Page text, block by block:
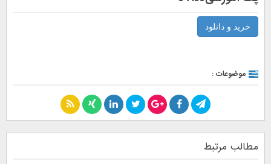
خرید و دانلود
موضوعات :
مطالب مرتبط